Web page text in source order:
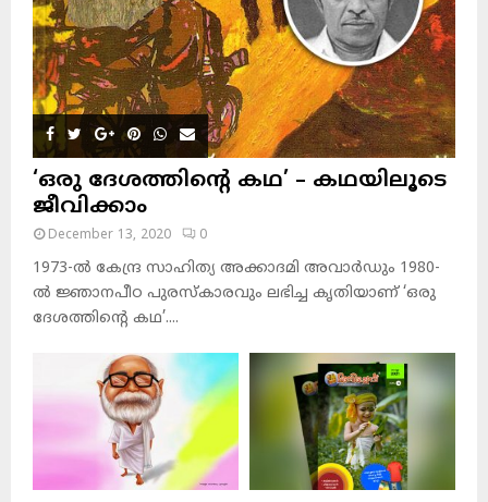
‘ഒരു ദേശത്തിന്റെ കഥ’ – കഥയിലൂടെ
ജീവിക്കാം
December 13, 2020 0
1973-ല്‍ കേന്ദ്ര സാഹിത്യ അക്കാദമി അവാര്‍ഡും 1980-
ല്‍ ജ്ഞാനപീഠ പുരസ്‌കാരവും ലഭിച്ച കൃതിയാണ് ‘ഒരു
ദേശത്തിന്റെ കഥ’....